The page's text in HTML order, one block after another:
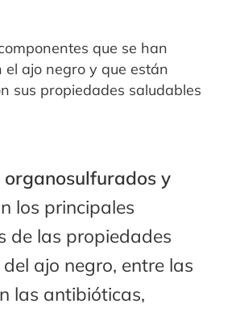
que se han
ajo negro y que están
sus propiedades saludables
organosulfurados y
los principales
de las propiedades
ajo negro, entre las
las antibióticas,